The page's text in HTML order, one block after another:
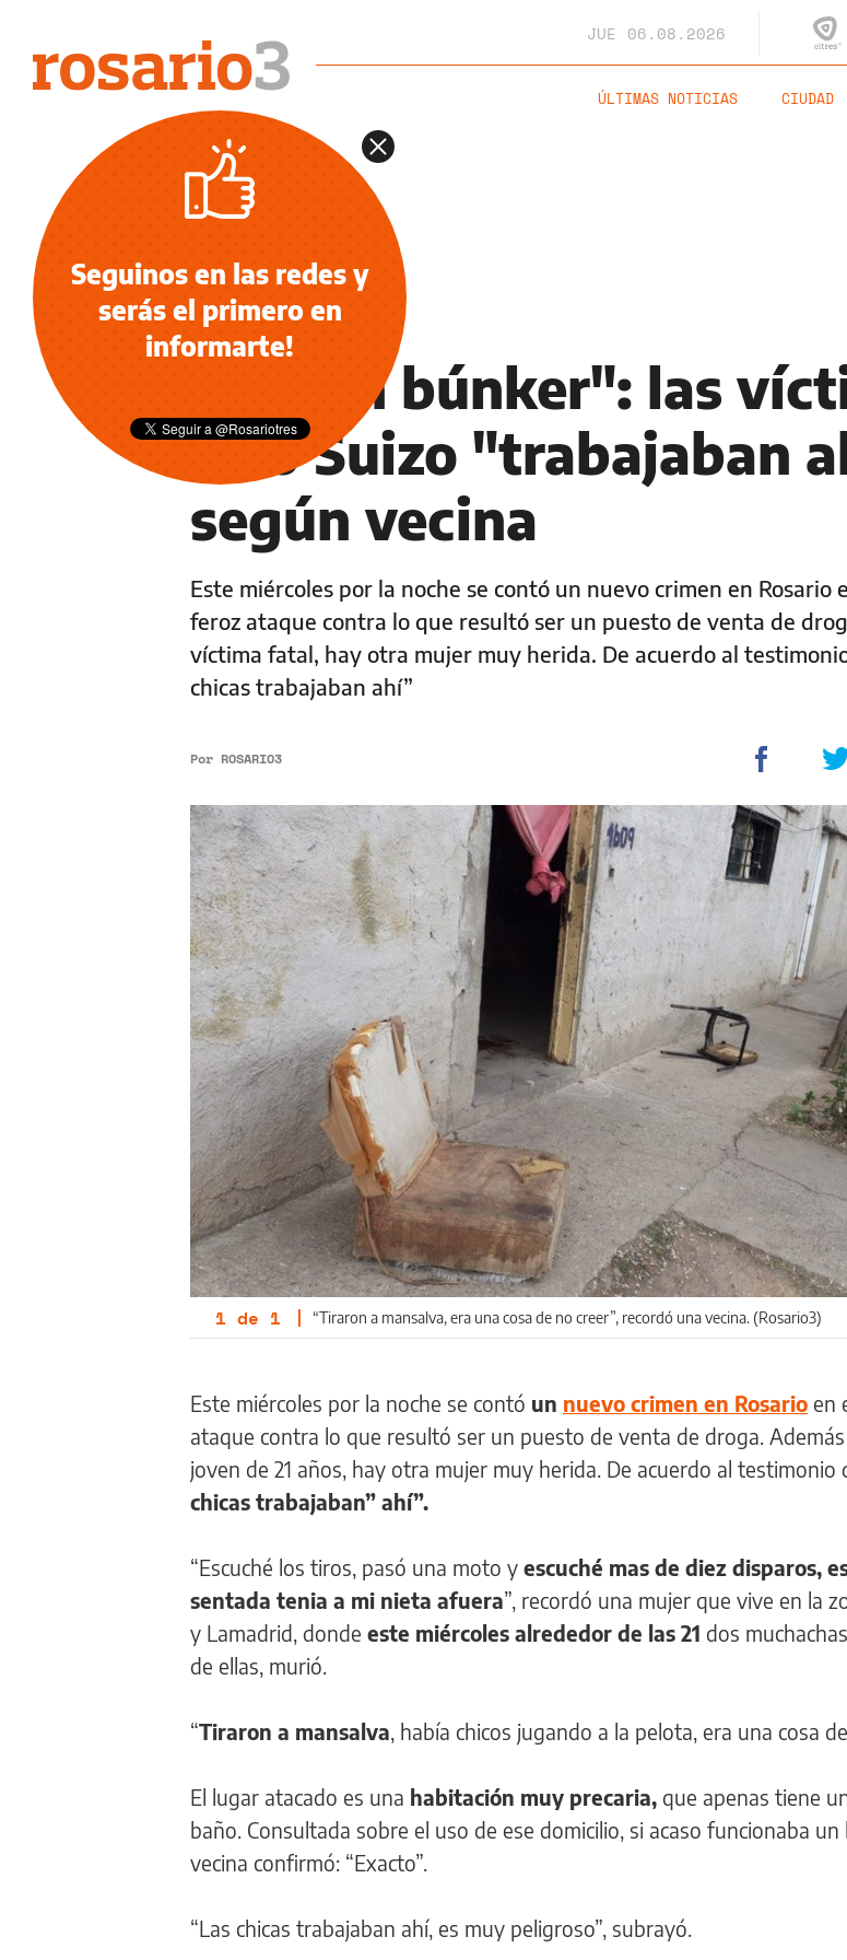
JUE 06.08.2026
ÚLTIMAS NOTICIAS CIUDAD
POLICIALES
"Era un búnker": las
Tiro Suizo "trabajaban
según vecina
Este miércoles por la noche se contó un nuevo crimen en Rosario
feroz ataque contra lo que resultó ser un puesto de venta de
víctima fatal, hay otra mujer muy herida. De acuerdo al
chicas trabajaban ahí”
Por ROSARIO3
1 de 1 | “Tiraron a mansalva, era una cosa de no creer”, recordó una vecina. (Rosario3)
Este miércoles por la noche se contó un nuevo crimen en Rosario en
ataque contra lo que resultó ser un puesto de venta de droga.
joven de 21 años, hay otra mujer muy herida. De acuerdo al testimonio
chicas trabajaban” ahí”.
“Escuché los tiros, pasó una moto y escuché mas de diez disparos,
sentada tenia a mi nieta afuera”, recordó una mujer que vive en la
y Lamadrid, donde este miércoles alrededor de las 21 dos
de ellas, murió.
“Tiraron a mansalva , había chicos jugando a la pelota, era una cosa
El lugar atacado es una habitación muy precaria, que apenas tiene
baño. Consultada sobre el uso de ese domicilio, si acaso funcionaba
vecina confirmó: “Exacto”.
“Las chicas trabajaban ahí, es muy peligroso”, subrayó.
Seguinos en las redes y
serás el primero en
informarte!